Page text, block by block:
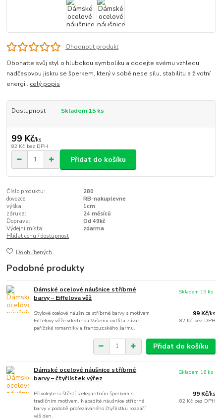
Ohodnotit produkt
Obohaťte svůj styl o hlubokou symboliku a dodejte svému vzhledu
nadčasovou jiskru se šperkem, který v sobě nese sílu, stabilitu a životní
energii. celý popis
Dostupnost Skladem 15 ks
99 Kč/ks
82 Kč bez DPH
Přidat do košíku
Číslo produktu:
280
dovozce:
RB-nakuplevne
výška:
1cm
záruka:
24 měsíců
Doprava:
Od 49kč
Výdejní místa:
zdarma
Hlídat cenu / dostupnost
Do oblíbených
Podobné produkty
Dámské ocelové náušnice stříbrné
barvy – Eiffelova věž
Stylové ocelové náušnice stříbrné barvy s motivem
Eiffelovy věže vdechnou Vašemu outfitu závan
pařížské romantiky a francouzského šarmu.
99 Kč/ks
82 Kč bez DPH
Skladem 15 ks
Přidat do košíku
Dámské ocelové náušnice stříbrné
barvy – čtyřlístek výřez
Přivolejte si štěstí s elegantním šperkem s
tradičním motivem. Nápadité náušnice stříbrné
barvy v podobě prořezávaného čtyřlístku rozzáří
váš den.
99 Kč/ks
82 Kč bez DPH
Skladem 16 ks